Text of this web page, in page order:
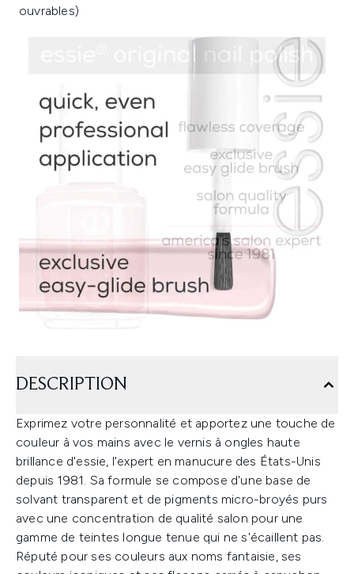
ouvrables)
DESCRIPTION
Exprimez votre personnalité et apportez une touche de
couleur à vos mains avec le vernis à ongles haute
brillance d'essie, l'expert en manucure des États-Unis
depuis 1981. Sa formule se compose d'une base de
solvant transparent et de pigments micro-broyés purs
avec une concentration de qualité salon pour une
gamme de teintes longue tenue qui ne s'écaillent pas.
Réputé pour ses couleurs aux noms fantaisie, ses